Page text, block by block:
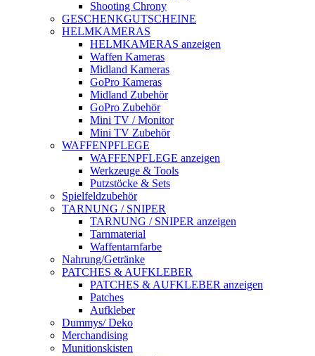
Shooting Chrony
GESCHENKGUTSCHEINE
HELMKAMERAS
HELMKAMERAS anzeigen
Waffen Kameras
Midland Kameras
GoPro Kameras
Midland Zubehör
GoPro Zubehör
Mini TV / Monitor
Mini TV Zubehör
WAFFENPFLEGE
WAFFENPFLEGE anzeigen
Werkzeuge & Tools
Putzstöcke & Sets
Spielfeldzubehör
TARNUNG / SNIPER
TARNUNG / SNIPER anzeigen
Tarnmaterial
Waffentarnfarbe
Nahrung/Getränke
PATCHES & AUFKLEBER
PATCHES & AUFKLEBER anzeigen
Patches
Aufkleber
Dummys/ Deko
Merchandising
Munitionskisten